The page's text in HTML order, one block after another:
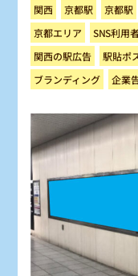
関西 京都駅 京都駅
京都エリア SNS利用
関西の駅広告 駅貼ポ
ブランディング 企業